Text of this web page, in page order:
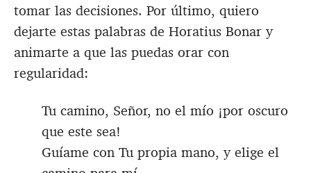
tomar las decisiones. Por último, quiero
dejarte estas palabras de Horatius Bonar y
animarte a que las puedas orar con
regularidad:
Tu camino, Señor, no el mío ¡por oscuro
que este sea!
Guíame con Tu propia mano, y elige el